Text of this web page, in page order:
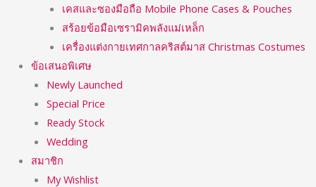
เคสและซองมือถือ Mobile Phone Cases & Pouches
สร้อยข้อมือเซรามิคพลังแม่เหล็ก
เครื่องแต่งกายเทศกาลคริสต์มาส Christmas Costumes
ข้อเสนอพิเศษ
Newly Launched
Special Price
Ready Stock
Wedding
สมาชิก
My Wishlist